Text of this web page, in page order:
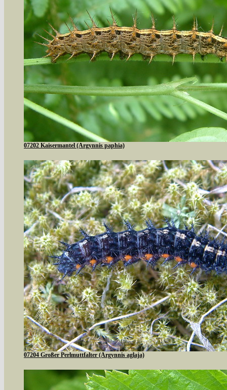
07202 Kaisermantel (Argynnis paphia)
07204 Großer Perlmuttfalter (Argynnis aglaja)